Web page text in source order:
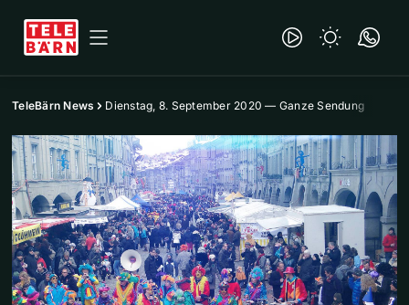
TeleBärn News Dienstag, 8. September 2020 — Ganze Sendung